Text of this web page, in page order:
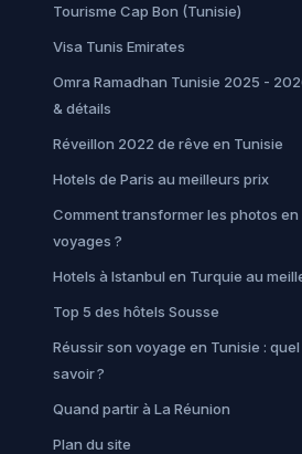
Tourisme Cap Bon (Tunisie)
Visa Tunis Emirates
Omra Ramadhan Tunisie 2025 -
& détails
Réveillon 2022 de rêve en Tunisie
Hotels de Paris au meilleurs prix
Comment transformer les photos
voyages ?
Hotels à Istanbul en Turquie au
Top 5 des hôtels Sousse
Réussir son voyage en Tunisie : quel
savoir ?
Quand partir à La Réunion
Plan du site